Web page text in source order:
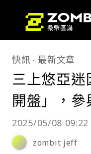
快訊 最新文章
三上悠亞迷
開盤」，
2025/05/08 09:22
zombit jeff